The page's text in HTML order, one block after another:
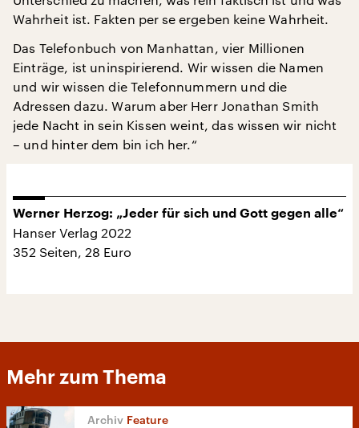
Wahrheit ist. Fakten per se ergeben keine Wahrheit.
Das Telefonbuch von Manhattan, vier Millionen
Einträge, ist uninspirierend. Wir wissen die Namen
und wir wissen die Telefonnummern und die
Adressen dazu. Warum aber Herr Jonathan Smith
jede Nacht in sein Kissen weint, das wissen wir nicht
– und hinter dem bin ich her.“
Werner Herzog: „Jeder für sich und Gott gegen alle“
Hanser Verlag 2022
352 Seiten, 28 Euro
Mehr zum Thema
Feature